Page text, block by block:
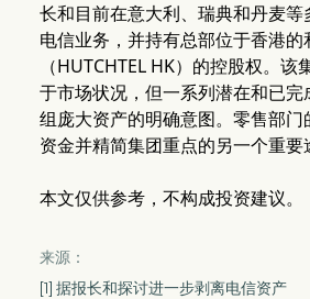
长和目前在意大利、瑞典和丹麦
电信业务，并持有总部位于香港的
（HUTCHTEL HK）的控股权。
于市场状况，但一系列潜在和已
组庞大资产的明确意图。零售部
资金并精简集团重点的另一个重要
本文仅供参考，不构成投资建议。
来源：
[1] 据报长和探讨进一步剥离电信资产